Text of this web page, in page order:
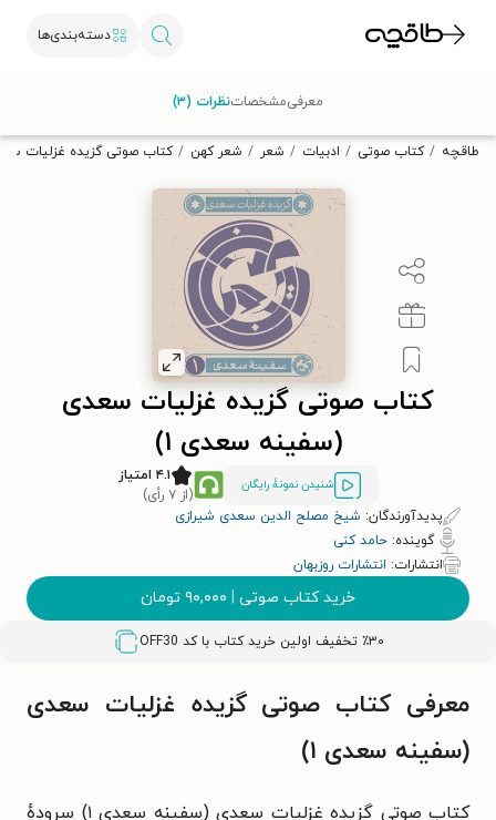
دسته‌بندی‌ها
تخفیف از طاقچه دریافت کن.
طاقچه کتاب صوتی ادبیات شعر شعر کهن کتاب صوتی گزیده غزلیات
کتاب صوتی گزیده غزلیات سعدی
(سفینه سعدی ۱)
شنیدن نمونۀ رایگان
۴.۱ امتیاز
(از ۷ رأی)
پدیدآورندگان: شیخ مصلح الدین سعدی شیرازی
گوینده: حامد کنی
انتشارات: انتشارات روزبهان
خرید کتاب صوتی | ۹۰,۰۰۰ تومان
٪۳۰ تخفیف اولین خرید کتاب با کد OFF30
معرفیمشخصاتنظرات (۳)
معرفی کتاب صوتی گزیده غزلیات سعدی
(سفینه سعدی ۱)
کتاب صوتی گزیده غزلیات سعدی (سفینه سعدی ۱) سرودهٔ